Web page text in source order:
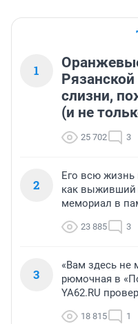
1
слизни,
(и не
25 702 3
2
Его всю жизнь
как выживший
мемориал в
23 885 3
3
«Вам здесь не
рюмочная в
YA62.RU
18 815 1